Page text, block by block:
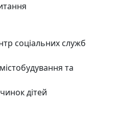
соціальних служб
та
дітей